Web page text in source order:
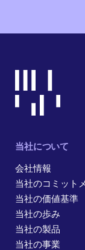
当社について
会社情報
当社のコミット
当社の価値基準
当社の歩み
当社の製品
当社の事業